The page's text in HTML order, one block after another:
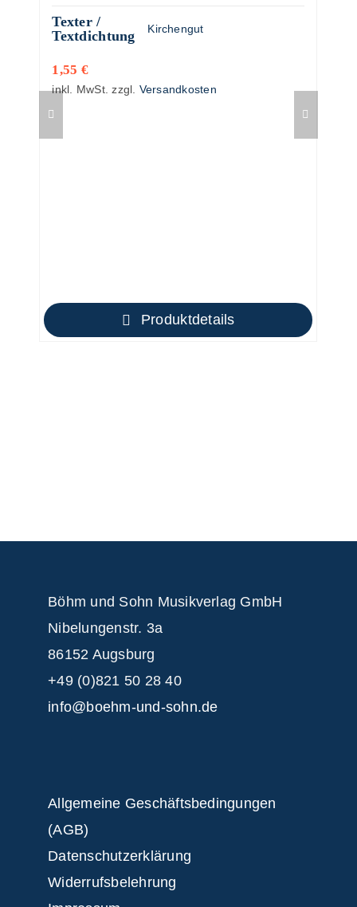
Texter /
Textdichtung
Kirchengut
1,55 €
inkl. MwSt. zzgl. Versandkosten
Produktdetails
Böhm und Sohn Musikverlag GmbH
Nibelungenstr. 3a
86152 Augsburg
+49 (0)821 50 28 40
info@boehm-und-sohn.de
Allgemeine Geschäftsbedingungen
(AGB)
Datenschutzerklärung
Widerrufsbelehrung